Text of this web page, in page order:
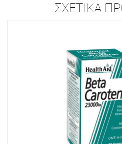
ΣΧΕΤΙΚΆ